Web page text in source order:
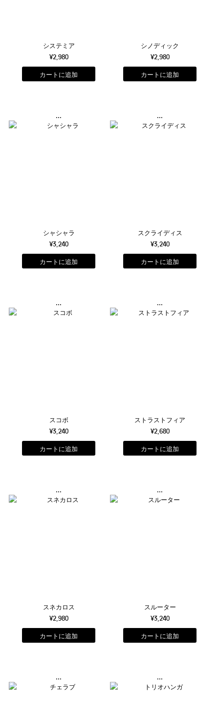
システミア
¥2,980
シノディック
¥2,980
...
シャシャラ
¥3,240
...
スクライディス
¥3,240
...
スコボ
¥3,240
...
ストラストフィア
¥2,680
...
スネカロス
¥2,980
...
スルーター
¥3,240
... ...